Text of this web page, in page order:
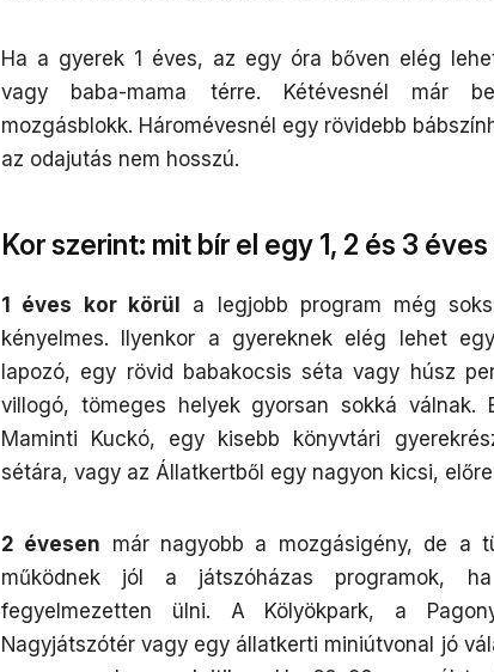
Ha a gyerek 1 éves, az egy óra bőven elég
vagy baba-mama térre. Kétévesnél már
mozgásblokk. Háromévesnél egy rövidebb
az odajutás nem hosszú.
Kor szerint: mit bír el egy 1, 2 és 3
1 éves kor körül a legjobb program még
kényelmes. Ilyenkor a gyereknek elég lehet
lapozó, egy rövid babakocsis séta vagy húsz
villogó, tömeges helyek gyorsan sokká válnak.
Maminti Kuckó, egy kisebb könyvtári
sétára, vagy az Állatkertből egy nagyon kicsi,
2 évesen már nagyobb a mozgásigény, de a
működnek jól a játszóházas programok,
fegyelmezetten ülni. A Kölyökpark, a
Nagyjátszótér vagy egy állatkerti miniútvonal jó